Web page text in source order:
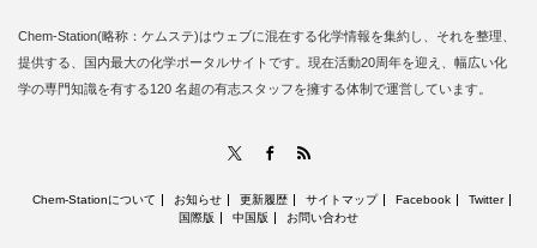
Chem-Station(略称：ケムステ)はウェブに混在する化学情報を集約し、それを整理、
提供する、国内最大の化学ポータルサイトです。現在活動20周年を迎え、幅広い化
学の専門知識を有する120 名超の有志スタッフを擁する体制で運営しています。
Facebook
Chem-Stationについて お知らせ 更新履歴 サイトマップ Facebook
Twitter
国際版
中国版 お問い合わせ